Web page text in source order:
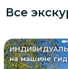
Все
на машине